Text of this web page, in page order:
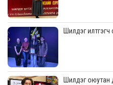
Шилдэг илтгэгч
Шилдэг оюутан